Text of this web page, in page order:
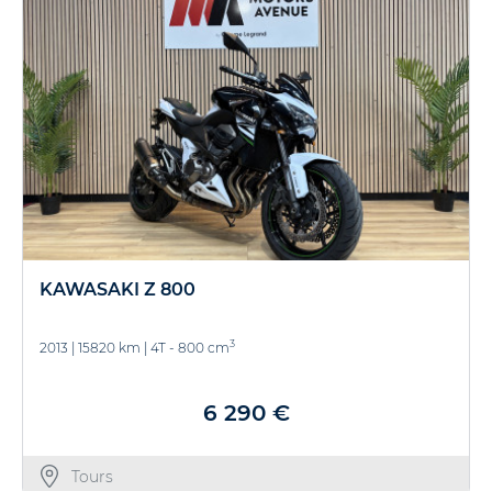
KAWASAKI Z 800
2013 15820 km 4T - 800 cm3
6 290 €
Tours